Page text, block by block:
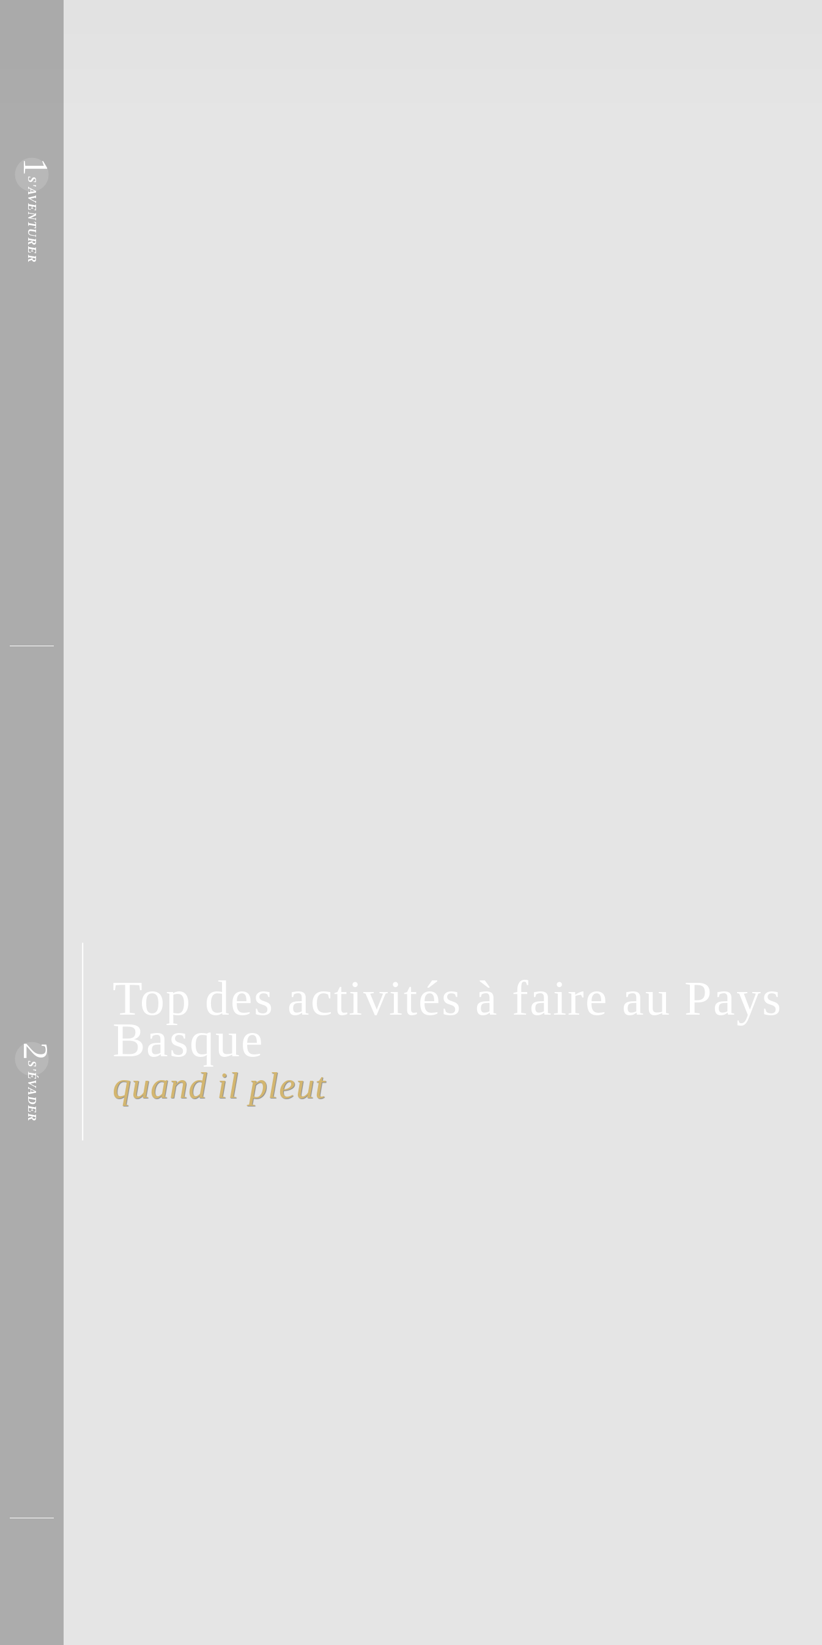
Top des activités à faire au Pays
Basque
quand il pleut
1
S'AVENTURER
2
S'ÉVADER